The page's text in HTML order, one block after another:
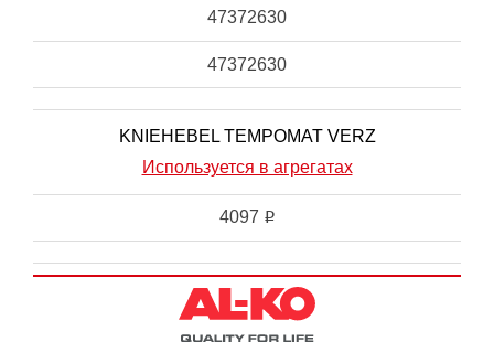
47372630
47372630
KNIEHEBEL TEMPOMAT VERZ
Используется в агрегатах
4097 i